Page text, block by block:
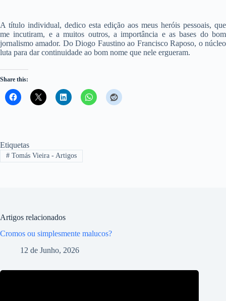
A título individual, dedico esta edição aos meus heróis pessoais, que
me incutiram, e a muitos outros, a importância e as bases do bom
jornalismo amador. Do Diogo Faustino ao Francisco Raposo, o núcleo
luta para dar continuidade ao bom nome que nele ergueram.
Share this:
Etiquetas
#Tomás Vieira - Artigos
Artigos relacionados
Cromos ou simplesmente malucos?
12 de Junho, 2026